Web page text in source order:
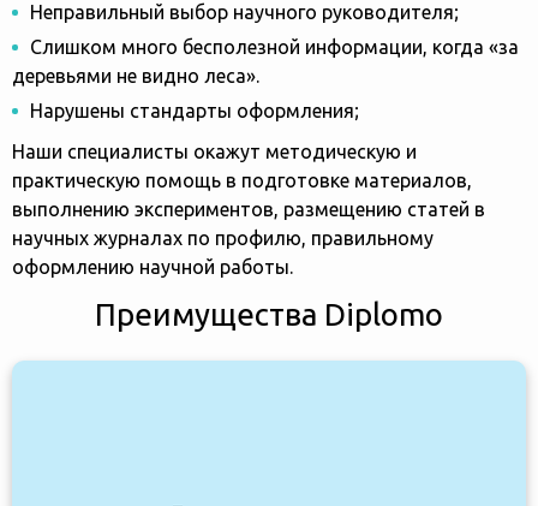
Неправильный выбор научного руководителя;
Слишком много бесполезной информации, когда «за
деревьями не видно леса».
Нарушены стандарты оформления;
Наши специалисты окажут методическую и
практическую помощь в подготовке материалов,
выполнению экспериментов, размещению статей в
научных журналах по профилю, правильному
оформлению научной работы.
Преимущества Diplomo